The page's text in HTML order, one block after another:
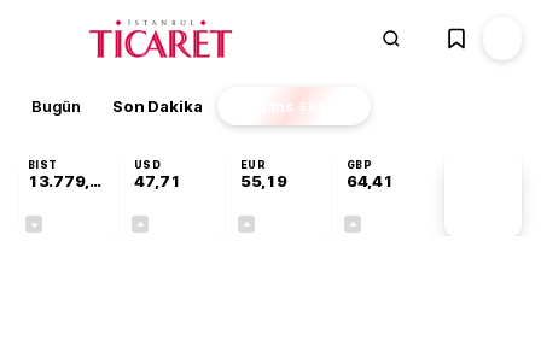
Bugün Son Dakika Finans EKSTRA
BIST
13.779,39
USD
47,71
EUR
55,19
GBP
64,41